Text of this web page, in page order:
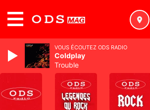
VOUS ÉCOUTEZ ODS RADIO
Coldplay
Trouble